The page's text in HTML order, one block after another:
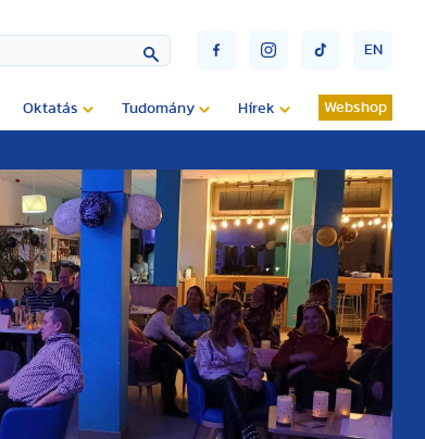
EN
Oktatás Tudomány Hírek Webshop